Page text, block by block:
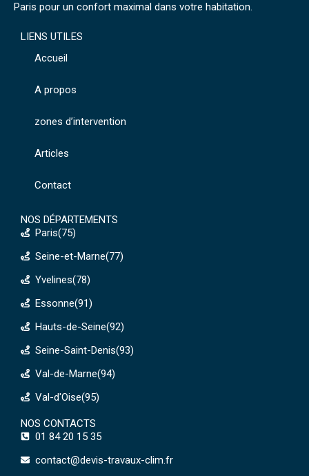
Paris pour un confort maximal dans votre habitation.
LIENS UTILES
Accueil
A propos
zones d’intervention
Articles
Contact
NOS DÉPARTEMENTS
Paris(75)
Seine-et-Marne(77)
Yvelines(78)
Essonne(91)
Hauts-de-Seine(92)
Seine-Saint-Denis(93)
Val-de-Marne(94)
Val-d'Oise(95)
NOS CONTACTS
01 84 20 15 35
contact@devis-travaux-clim.fr